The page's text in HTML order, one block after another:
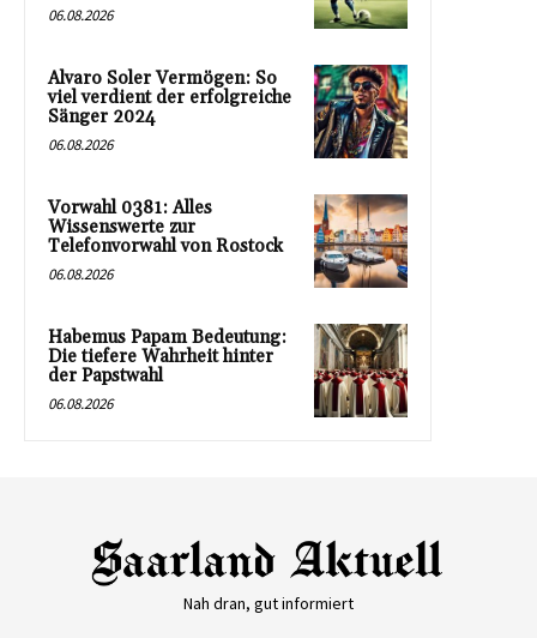
06.08.2026
Alvaro Soler Vermögen: So
viel verdient der erfolgreiche
Sänger 2024
06.08.2026
Vorwahl 0381: Alles
Wissenswerte zur
Telefonvorwahl von Rostock
06.08.2026
Habemus Papam Bedeutung:
Die tiefere Wahrheit hinter
der Papstwahl
06.08.2026
Nah dran, gut informiert